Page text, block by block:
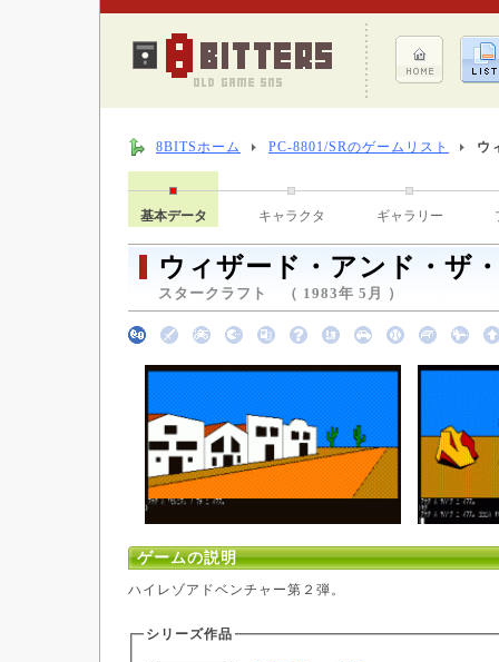
8BITSホーム PC-8801/SRのゲームリスト ウ
基本データ キャラクタ ギャラリー
ウィザード・アンド・ザ
スタークラフト （ 1983年 5月 ）
ゲームの説明
ハイレゾアドベンチャー第２弾。
シリーズ作品